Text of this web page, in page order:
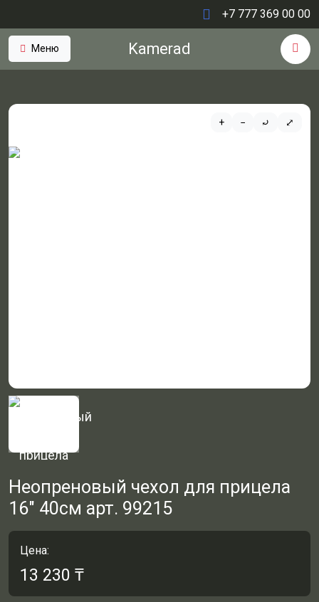
+7 777 369 00 00
Меню Kamerad
+ − ⤾ ⤢
Неопреновый чехол для прицела
16" 40см арт. 99215
Цена:
13 230 ₸